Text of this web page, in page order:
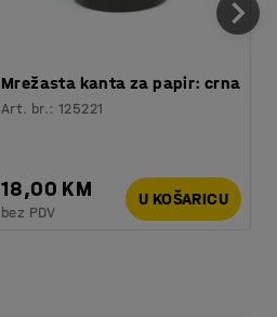
Mrežasta kanta za papir: crna
Art. br.:125221
18,00 KM
bez PDV
U KOŠARICU